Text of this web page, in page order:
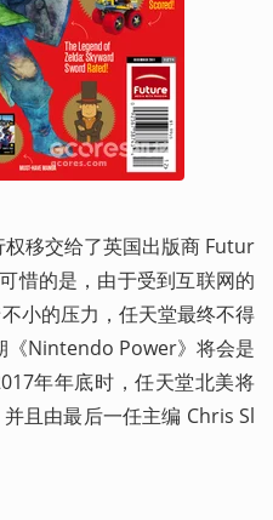
移交给了英国出版商 Futur
惜的是，由于受到互联网的
小的压力，任天堂最终不得
《Nintendo Power》将会是
年年底时，任天堂北美将
且由最后一任主编 Chris Sl